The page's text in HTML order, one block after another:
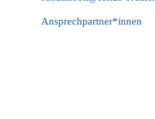
Ansprechpartner*innen